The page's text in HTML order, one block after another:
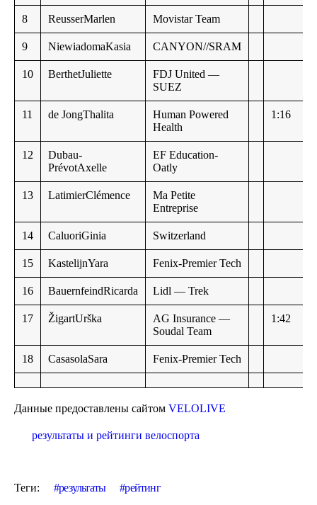
8 ReusserMarlen Movistar Team
9 NiewiadomaKasia CANYON//SRAM
10 BerthetJuliette
FDJ United —
SUEZ
11 de JongThalita
Human Powered
Health
1:16
12
Dubau-
PrévotAxelle
EF Education-
Oatly
13 LatimierClémence
Ma Petite
Entreprise
14 CaluoriGinia Switzerland
15 KastelijnYara Fenix-Premier Tech
16 BauernfeindRicarda Lidl — Trek
17 ŽigartUrška
AG Insurance —
Soudal Team
1:42
18 CasasolaSara Fenix-Premier Tech
Данные предоставлены сайтом VELOLIVE
результаты и рейтинги велоспорта
Теги: результаты рейтинг